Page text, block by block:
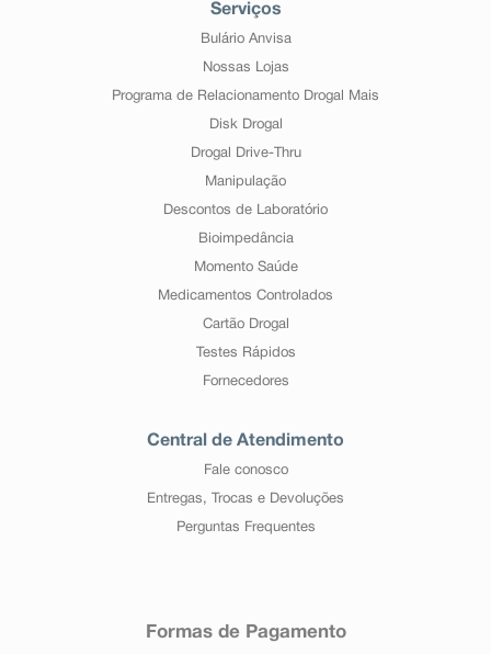
Serviços
Bulário Anvisa
Nossas Lojas
Programa de Relacionamento Drogal Mais
Disk Drogal
Drogal Drive-Thru
Manipulação
Descontos de Laboratório
Bioimpedância
Momento Saúde
Medicamentos Controlados
Cartão Drogal
Testes Rápidos
Fornecedores
Central de Atendimento
Fale conosco
Entregas, Trocas e Devoluções
Perguntas Frequentes
Formas de Pagamento